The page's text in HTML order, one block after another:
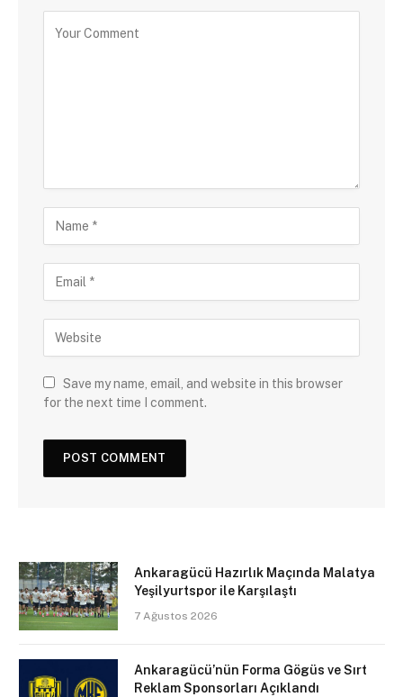
Save my name, email, and website in this browser
for the next time I comment.
Ankaragücü Hazırlık Maçında Malatya
Yeşilyurtspor ile Karşılaştı
7 Ağustos 2026
Ankaragücü’nün Forma Gögüs ve Sırt
Reklam Sponsorları Açıklandı